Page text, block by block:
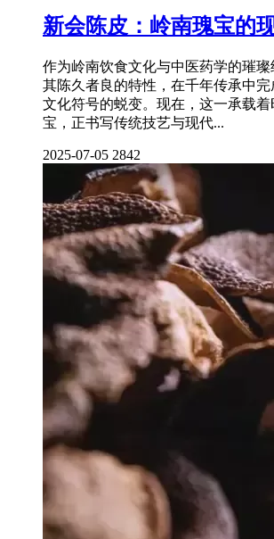
新会陈皮：岭南瑰宝的
作为岭南饮食文化与中医药学的璀
其陈久者良的特性，在千年传承中完
文化符号的蜕变。现在，这一承载
宝，正书写传统技艺与现代...
2025-07-05 2842